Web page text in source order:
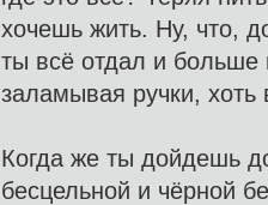
хочешь жить. Ну, что,
ты всё отдал и больше
заламывая ручки, хоть
Когда же ты дойдешь
бесцельной и чёрной